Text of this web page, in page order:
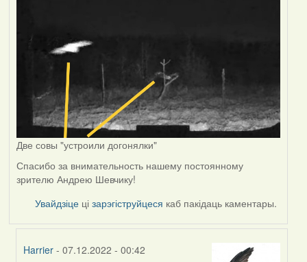
Две совы "устроили догонялки"
Спасибо за внимательность нашему постоянному
зрителю Андрею Шевчику!
Увайдзіце цізарэгіструйцеся каб пакідаць каментары.
Harrier - 07.12.2022 - 00:42